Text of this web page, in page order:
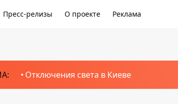
Пресс-релизы О проекте Реклама
Отключения света в Киеве